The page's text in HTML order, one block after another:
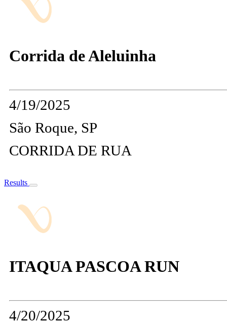
Corrida de Aleluinha
4/19/2025
São Roque, SP
CORRIDA DE RUA
Results
ITAQUA PASCOA RUN
4/20/2025